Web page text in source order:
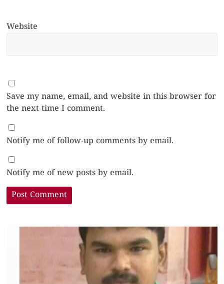
Website
Save my name, email, and website in this browser for
the next time I comment.
Notify me of follow-up comments by email.
Notify me of new posts by email.